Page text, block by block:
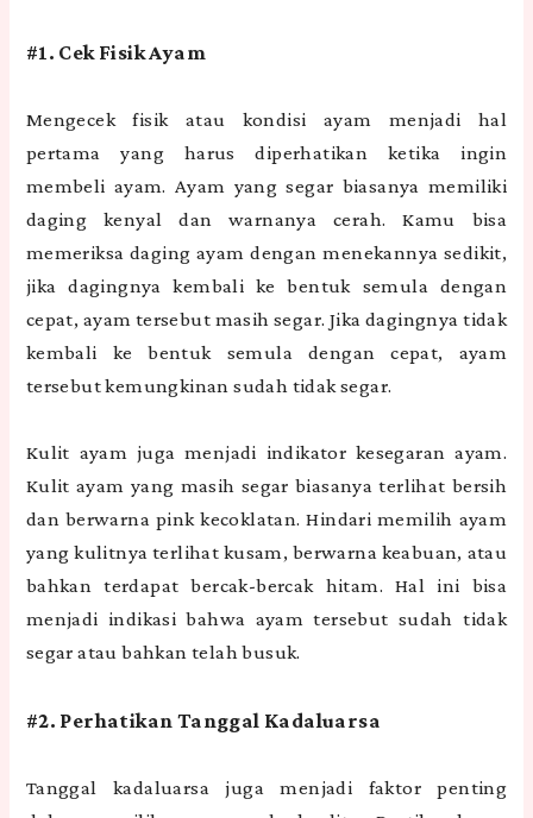
#1. Cek Fisik Ayam
Mengecek fisik atau kondisi ayam menjadi hal
pertama yang harus diperhatikan ketika ingin
membeli ayam. Ayam yang segar biasanya memiliki
daging kenyal dan warnanya cerah. Kamu bisa
memeriksa daging ayam dengan menekannya sedikit,
jika dagingnya kembali ke bentuk semula dengan
cepat, ayam tersebut masih segar. Jika dagingnya tidak
kembali ke bentuk semula dengan cepat, ayam
tersebut kemungkinan sudah tidak segar.
Kulit ayam juga menjadi indikator kesegaran ayam.
Kulit ayam yang masih segar biasanya terlihat bersih
dan berwarna pink kecoklatan. Hindari memilih ayam
yang kulitnya terlihat kusam, berwarna keabuan, atau
bahkan terdapat bercak-bercak hitam. Hal ini bisa
menjadi indikasi bahwa ayam tersebut sudah tidak
segar atau bahkan telah busuk.
#2. Perhatikan Tanggal Kadaluarsa
Tanggal kadaluarsa juga menjadi faktor penting